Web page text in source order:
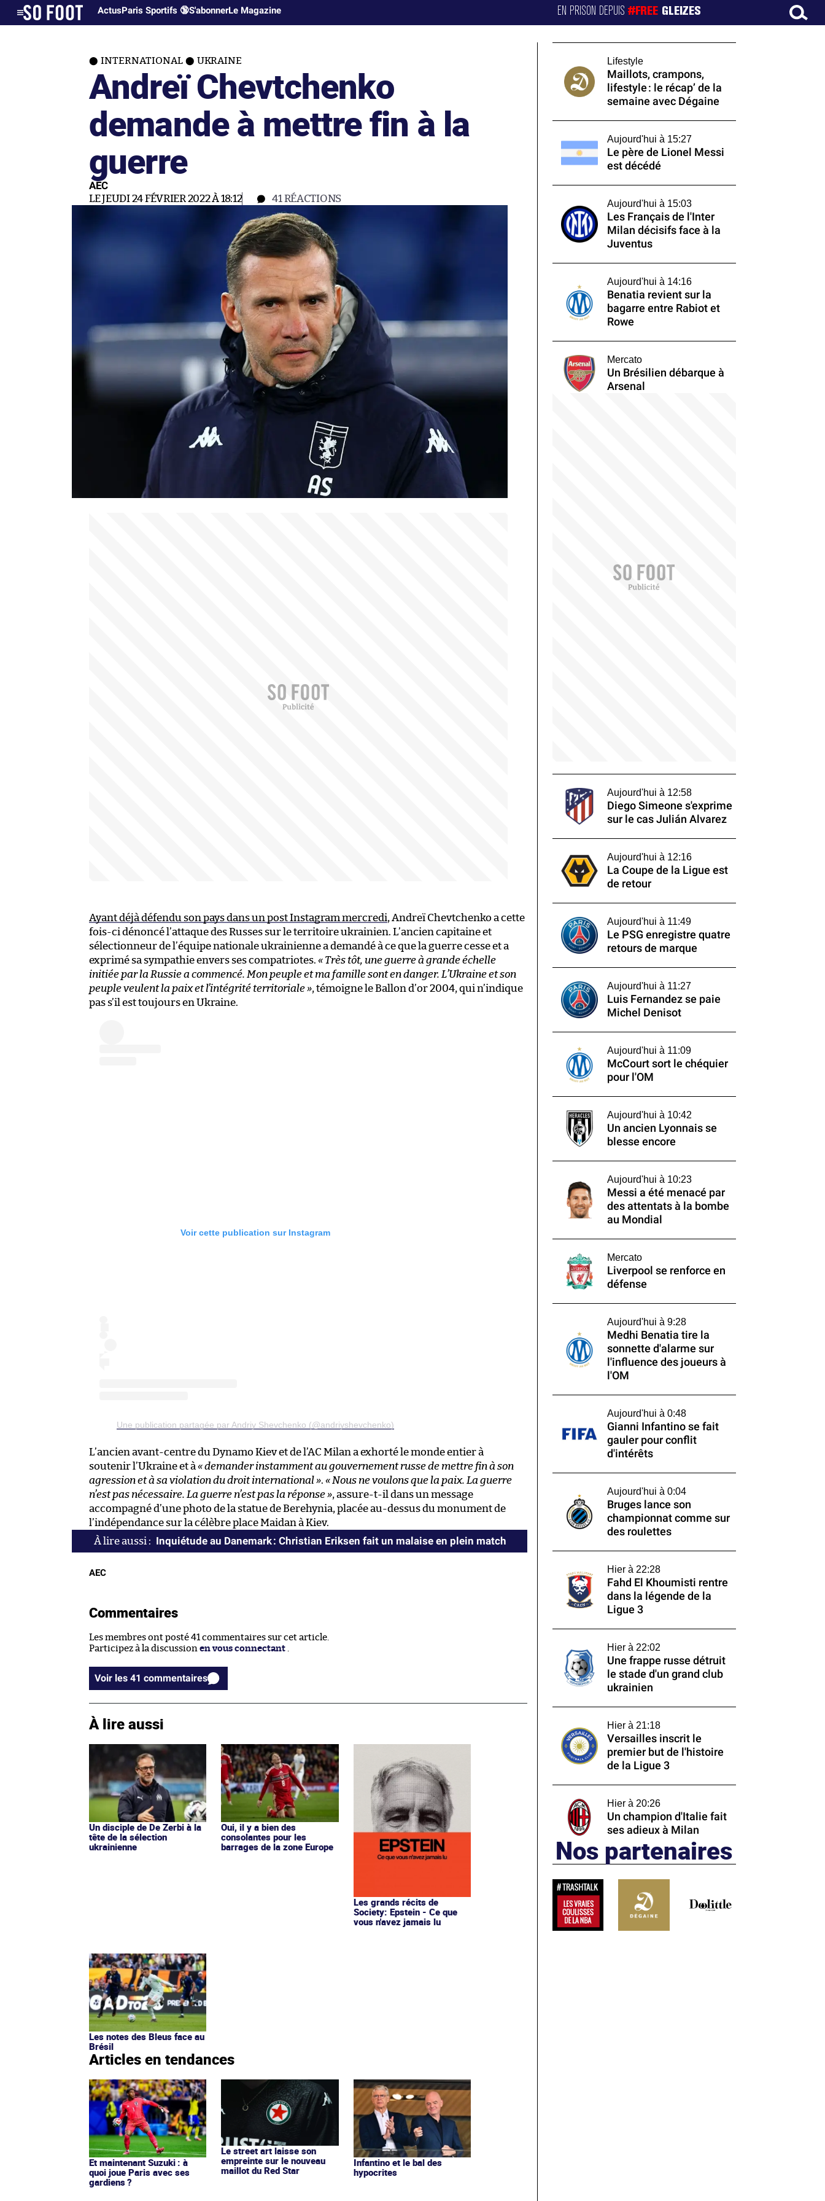
ActusParis Sportifs 🔞S'abonnerLe Magazine EN PRISON DEPUIS#FREE GLEIZES
INTERNATIONAL UKRAINE
Andreï Chevtchenko
demande à mettre fin à la
guerre
AEC
LE JEUDI 24 FÉVRIER 2022 À 18:12 41 RÉACTIONS
Ayant déjà défendu son pays dans un post Instagram mercredi, Andreï Chevtchenko a cette
fois-ci dénoncé l’attaque des Russes sur le territoire ukrainien. L’ancien capitaine et
sélectionneur de l’équipe nationale ukrainienne a demandé à ce que la guerre cesse et a
exprimé sa sympathie envers ses compatriotes. « Très tôt, une guerre à grande échelle
initiée par la Russie a commencé. Mon peuple et ma famille sont en danger. L’Ukraine et son
peuple veulent la paix et l’intégrité territoriale », témoigne le Ballon d’or 2004, qui n’indique
pas s’il est toujours en Ukraine.
Voir cette publication sur Instagram
Une publication partagée par Andriy Shevchenko (@andriyshevchenko)
L’ancien avant-centre du Dynamo Kiev et de l’AC Milan a exhorté le monde entier à
soutenir l’Ukraine et à « demander instamment au gouvernement russe de mettre fin à son
agression et à sa violation du droit international ». « Nous ne voulons que la paix. La guerre
n’est pas nécessaire. La guerre n’est pas la réponse », assure-t-il dans un message
accompagné d’une photo de la statue de Berehynia, placée au-dessus du monument de
l’indépendance sur la célèbre place Maidan à Kiev.
Inquiétude au Danemark : Christian Eriksen fait un malaise en plein match
AEC
Commentaires
Les membres ont posté 41 commentaires sur cet article.
Participez à la discussion en vous connectant .
Voir les 41 commentaires
À lire aussi
Un disciple de De Zerbi à la
tête de la sélection
ukrainienne
Oui, il y a bien des
consolantes pour les
barrages de la zone Europe
Les grands récits de
Society: Epstein - Ce que
vous n'avez jamais lu
Les notes des Bleus face au
Brésil
Articles en tendances
Et maintenant Suzuki : à
quoi joue Paris avec ses
gardiens ?
Le street art laisse son
empreinte sur le nouveau
maillot du Red Star
Infantino et le bal des
hypocrites
Lifestyle
Maillots, crampons,
lifestyle : le récap’ de la
semaine avec Dégaine
Aujourd'hui à 15:27
Le père de Lionel Messi
est décédé
Aujourd'hui à 15:03
Les Français de l'Inter
Milan décisifs face à la
Juventus
Aujourd'hui à 14:16
Benatia revient sur la
bagarre entre Rabiot et
Rowe
Mercato
Un Brésilien débarque à
Arsenal
Aujourd'hui à 12:58
Diego Simeone s'exprime
sur le cas Julián Alvarez
Aujourd'hui à 12:16
La Coupe de la Ligue est
de retour
Aujourd'hui à 11:49
Le PSG enregistre quatre
retours de marque
Aujourd'hui à 11:27
Luis Fernandez se paie
Michel Denisot
Aujourd'hui à 11:09
McCourt sort le chéquier
pour l'OM
Aujourd'hui à 10:42
Un ancien Lyonnais se
blesse encore
Aujourd'hui à 10:23
Messi a été menacé par
des attentats à la bombe
au Mondial
Mercato
Liverpool se renforce en
défense
Aujourd'hui à 9:28
Medhi Benatia tire la
sonnette d'alarme sur
l'influence des joueurs à
l'OM
Aujourd'hui à 0:48
Gianni Infantino se fait
gauler pour conflit
d'intérêts
Aujourd'hui à 0:04
Bruges lance son
championnat comme sur
des roulettes
Hier à 22:28
Fahd El Khoumisti rentre
dans la légende de la
Ligue 3
Hier à 22:02
Une frappe russe détruit
le stade d'un grand club
ukrainien
Hier à 21:18
Versailles inscrit le
premier but de l'histoire
de la Ligue 3
Hier à 20:26
Un champion d'Italie fait
ses adieux à Milan
Nos partenaires